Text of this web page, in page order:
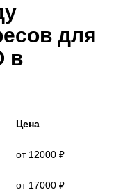
для
в
Цена
от 12000 ₽
от 17000 ₽